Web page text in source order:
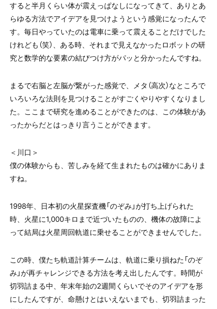
すると半月くらい体が震えっぱなしになってきて、ありとあ
らゆる方法でアイデアを見つけようという感覚になったんで
す。毎日やっていたのは電車に乗って震えることだけでした
けれども（笑）、ある時、それまで見えなかったロボットの研
究と数学的な要素の結びつけ方がパッと分かったんですね。
まるで右脳と左脳が繋がった感覚で、メタ（高次）なところで
いろいろな法則を見つけることがすごくやりやすくなりまし
た。ここまで研究を進めることができたのは、この体験があ
ったからだとはっきり言うことができます。
＜川口＞
僕の体験からも、苦しみを経て生まれたものは確かにありま
すね。
1998年、日本初の火星探査機「のぞみ」が打ち上げられた
時、火星に1,000キロまで近づいたものの、機体の故障によ
って結局は火星周回軌道に乗せることができませんでした。
この時、僕たち軌道計算チームは、軌道に乗り損ねた「のぞ
み」が再チャレンジできる方法を考え出したんです。時間が
切羽詰まる中、年末年始の2週間くらいでそのアイデアを形
にしたんですが、命懸けとはいえないまでも、切羽詰まった